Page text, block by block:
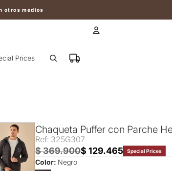
otros medios
Prices
Chaqueta Puffer con Parche
Ref: 325G307
$ 369.900$ 129.465 Special Prices
Color: Negro